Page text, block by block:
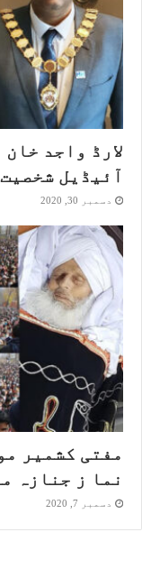
لارڈ واجد
آئیڈیل شخصیت
دسمبر 30, 2020
مفتی کشمیر
نما ز جنازہ
دسمبر 7, 2020